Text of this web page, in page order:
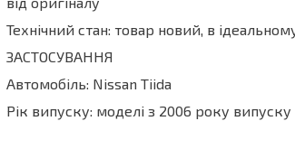
Технічний стан: товар новий, в
ЗАСТОСУВАННЯ
Автомобіль: Nissan Tiida
Рік випуску: моделі з 2006 року випуску